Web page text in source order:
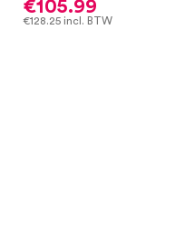
€105.99
€128.25 incl. BTW